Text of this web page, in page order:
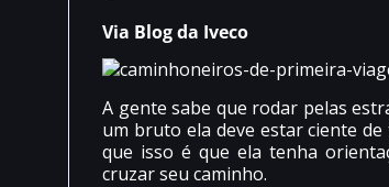
Via Blog da Iveco
A gente sabe que rodar pelas
um bruto ela deve estar ciente
que isso é que ela tenha
cruzar seu caminho.